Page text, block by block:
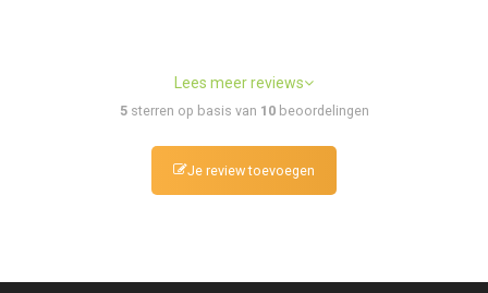
Lees meer reviews
5sterren op basis van 10beoordelingen
Je review toevoegen